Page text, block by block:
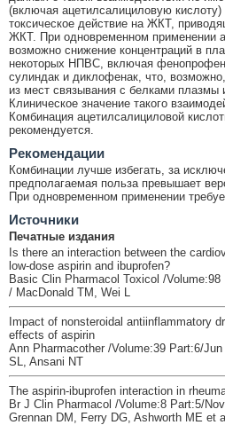
(включая ацетилсалициловую кислоту)
токсическое действие на ЖКТ,
ЖКТ. При одновременном применении
возможно снижение концентраций в
некоторых НПВС, включая
сулиндак и диклофенак, что,
из мест связывания с белками плазмы
Клиническое значение такого
Комбинация ацетилсалициловой
рекомендуется.
Рекомендации
Комбинации лучше избегать, за
предполагаемая польза превышает
При одновременном применении
Источники
Печатные издания
Is there an interaction between the
low-dose aspirin and ibuprofen?
Basic Clin Pharmacol Toxicol /
/ MacDonald TM, Wei L
Impact of nonsteroidal antiinflammatory
effects of aspirin
Ann Pharmacother /Volume:39 Part:6/
SL, Ansani NT
The aspirin-ibuprofen interaction in
Br J Clin Pharmacol /Volume:8 Part:5/
Grennan DM, Ferry DG, Ashworth ME et al